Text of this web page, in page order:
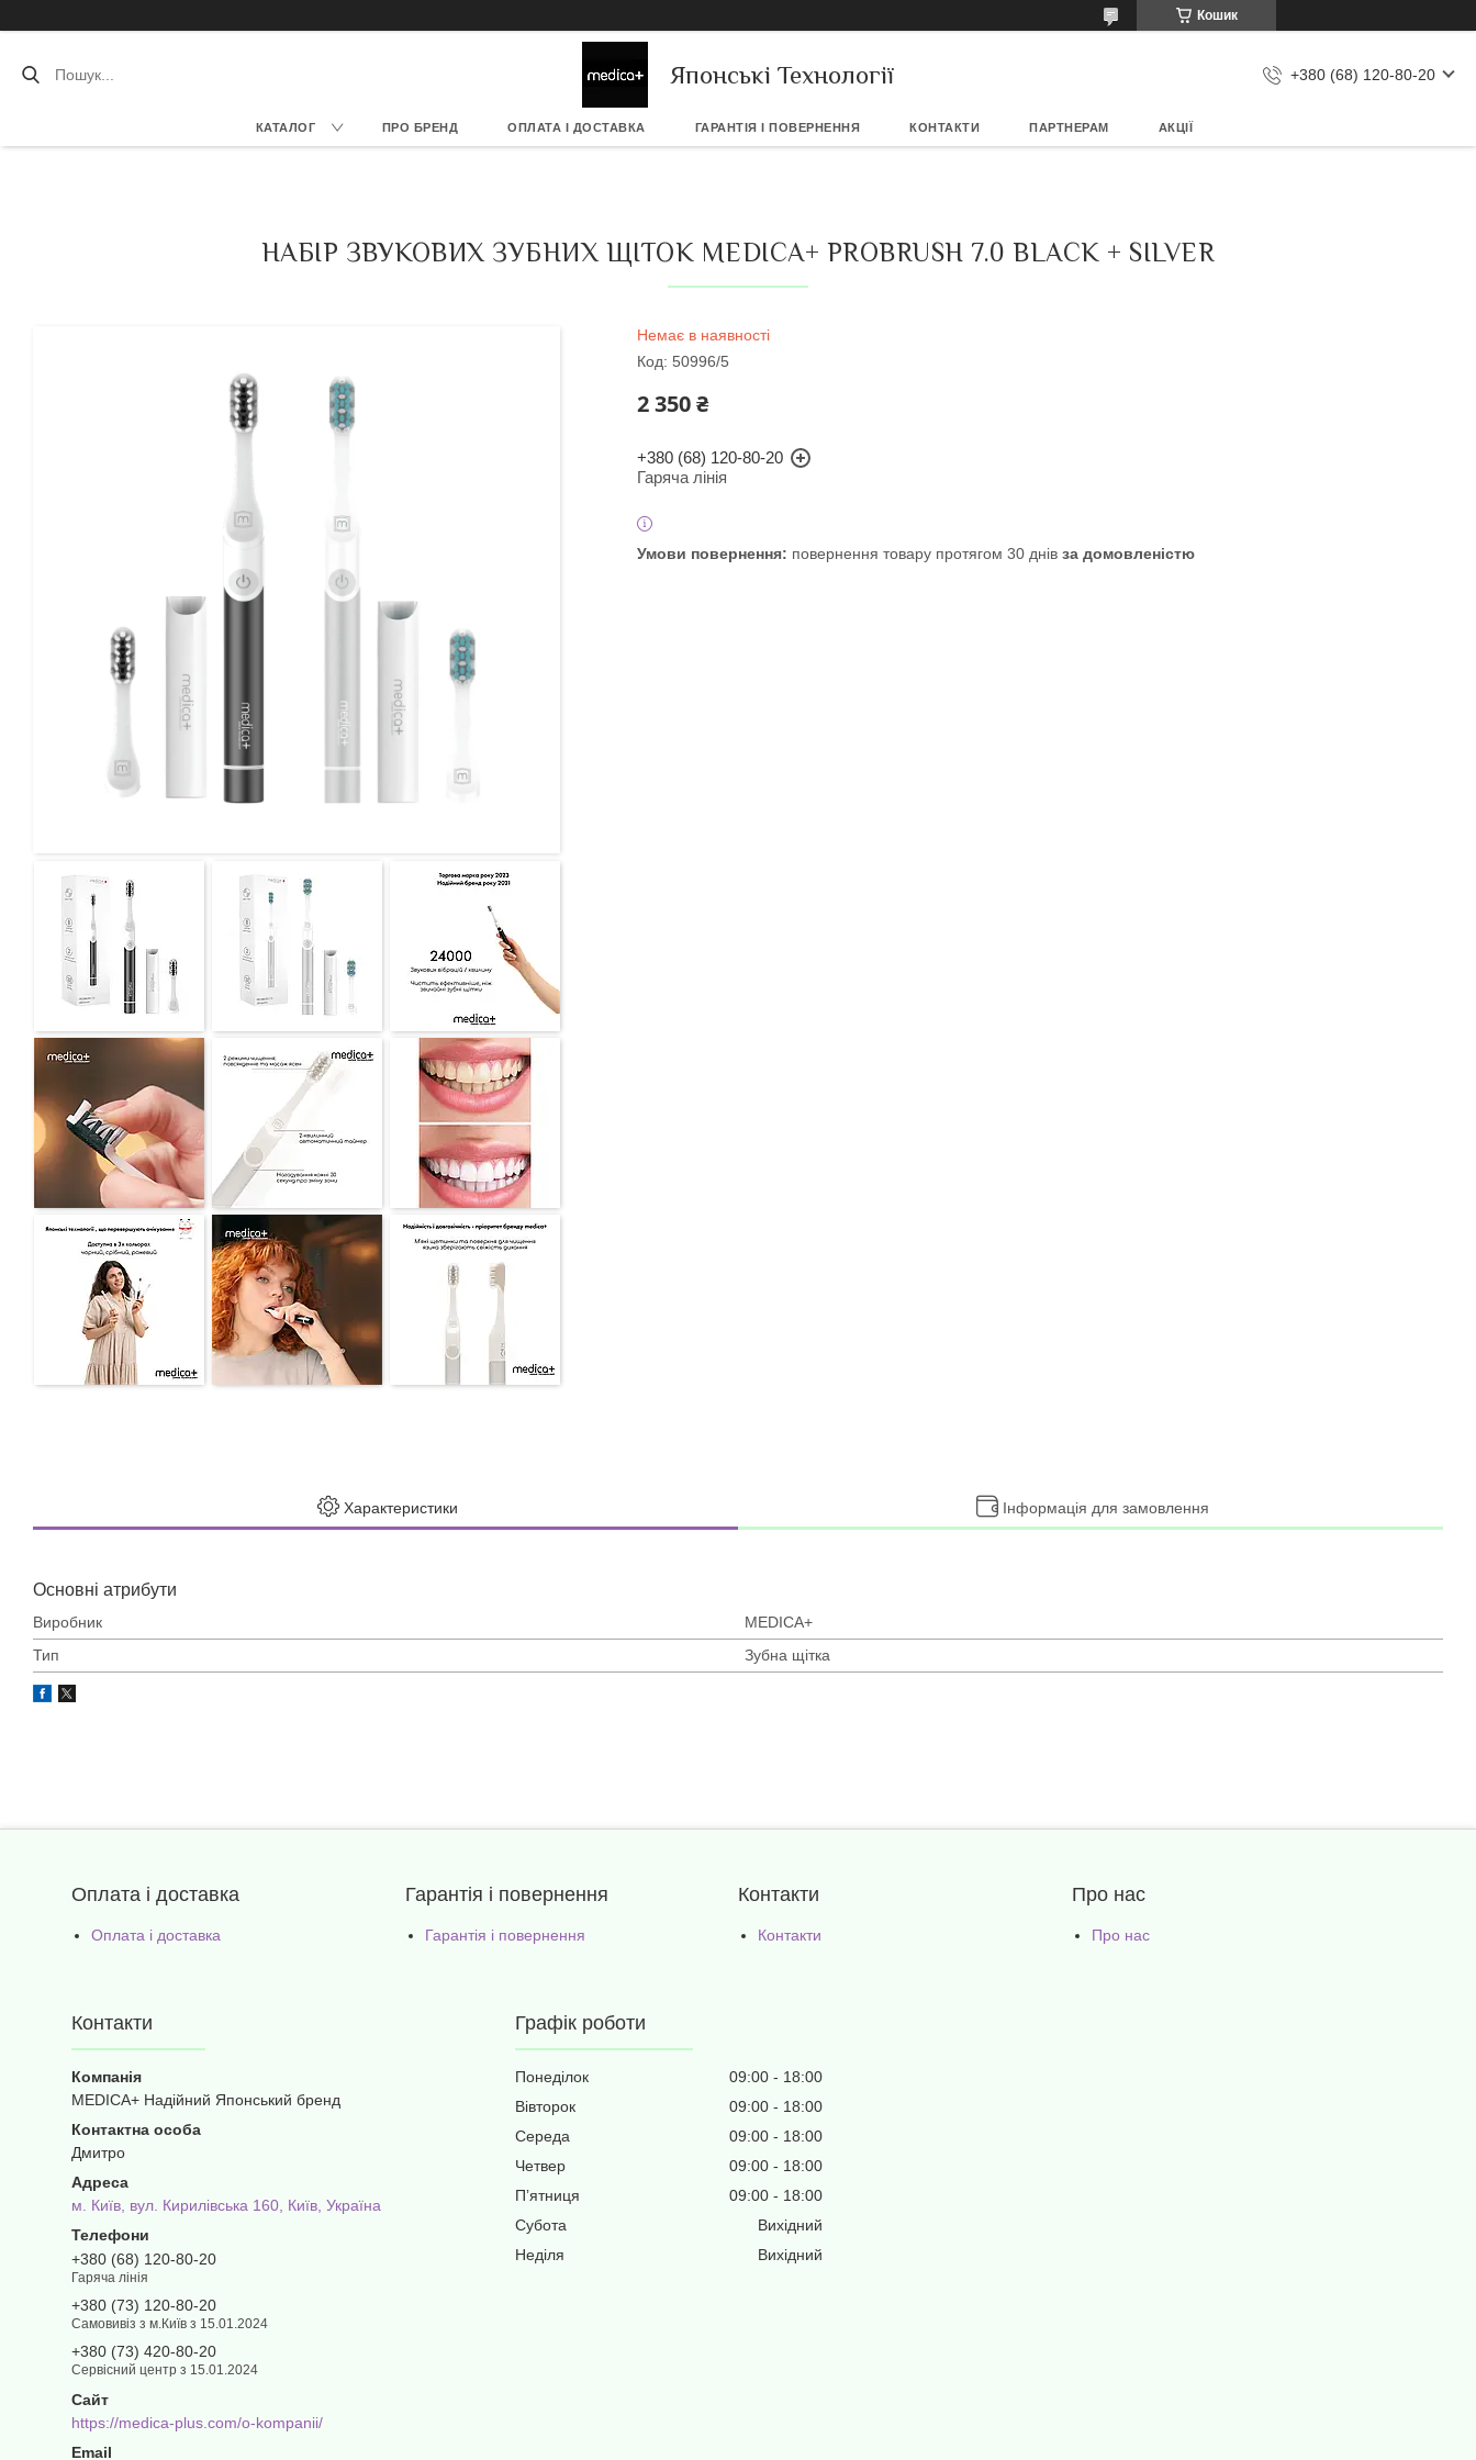
Кошик
Японські Технології +380 (68) 120-80-20
КАТАЛОГ ПРО БРЕНД ОПЛАТА І ДОСТАВКА ГАРАНТІЯ І ПОВЕРНЕННЯ КОНТАКТИ ПАРТНЕРАМ АКЦІЇ
НАБІР ЗВУКОВИХ ЗУБНИХ ЩІТОК MEDICA+ PROBRUSH 7.0 BLACK + SILVER
Немає в наявності
Код: 50996/5
2 350 ₴
+380 (68) 120-80-20
Гаряча лінія
повернення товару протягом 30 днів за домовленістю
Характеристики Інформація для замовлення
Основні атрибути
Виробник
MEDICA+
Тип
Зубна щітка
Оплата і доставка
Оплата і доставка
Гарантія і повернення
Гарантія і повернення
Контакти
Контакти
Про нас
Про нас
Контакти
MEDICA+ Надійний Японський бренд
Дмитро
м. Київ, вул. Кирилівська 160, Київ, Україна
+380 (68) 120-80-20
Гаряча лінія
+380 (73) 120-80-20
Самовивіз з м.Київ з 15.01.2024
+380 (73) 420-80-20
Сервісний центр з 15.01.2024
https://medica-plus.com/o-kompanii/
Графік роботи
Понеділок 09:00
18:00
Вівторок
09:00
18:00
Середа
09:00
18:00
Четвер
09:00
18:00
Пʼятниця
09:00
18:00
Субота
Вихідний
Неділя
Вихідний